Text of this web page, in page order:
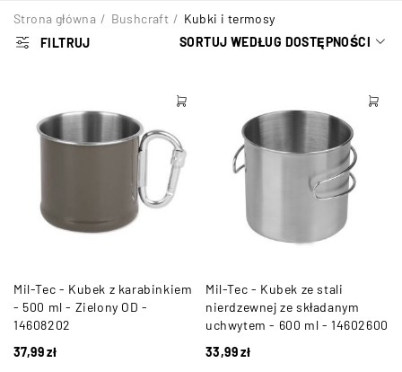
Strona główna / Bushcraft / Kubki i termosy
FILTRUJ
SORTUJ WEDŁUG DOSTĘPNOŚCI
Mil-Tec - Kubek z karabinkiem
- 500 ml - Zielony OD -
14608202
37,99zł
Mil-Tec - Kubek ze stali
nierdzewnej ze składanym
uchwytem - 600 ml - 14602600
33,99zł